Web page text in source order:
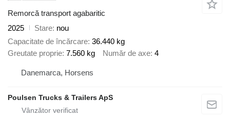
Remorcă transport agabaritic
2025
Stare nou
Capacitate de încărcare 36.440 kg
Greutate proprie 7.560 kg Număr de axe 4
Danemarca, Horsens
Poulsen Trucks & Trailers ApS